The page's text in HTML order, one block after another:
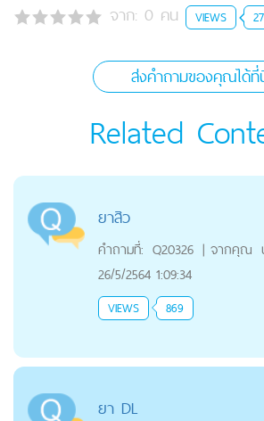
จาก: 0 คน VIEWS
ส่งคำถามของคุณได้
Related
ยาสิว
คำถามที่: Q20326 | จากคุณ
26/5/2564 1:09:34
VIEWS 869
ยา DL